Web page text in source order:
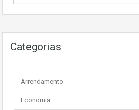
Categorias
Arrendamento
Economia